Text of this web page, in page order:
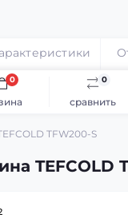
сравнить
0
0
TFW200-S
TEFCOLD